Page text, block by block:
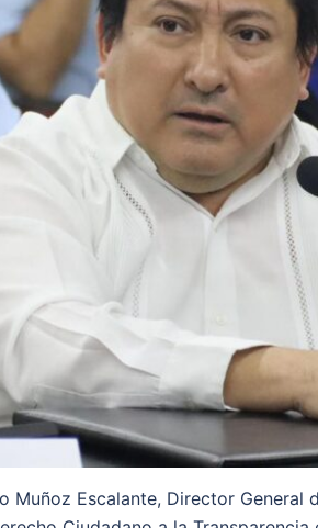
Muñoz Escalante, Director General